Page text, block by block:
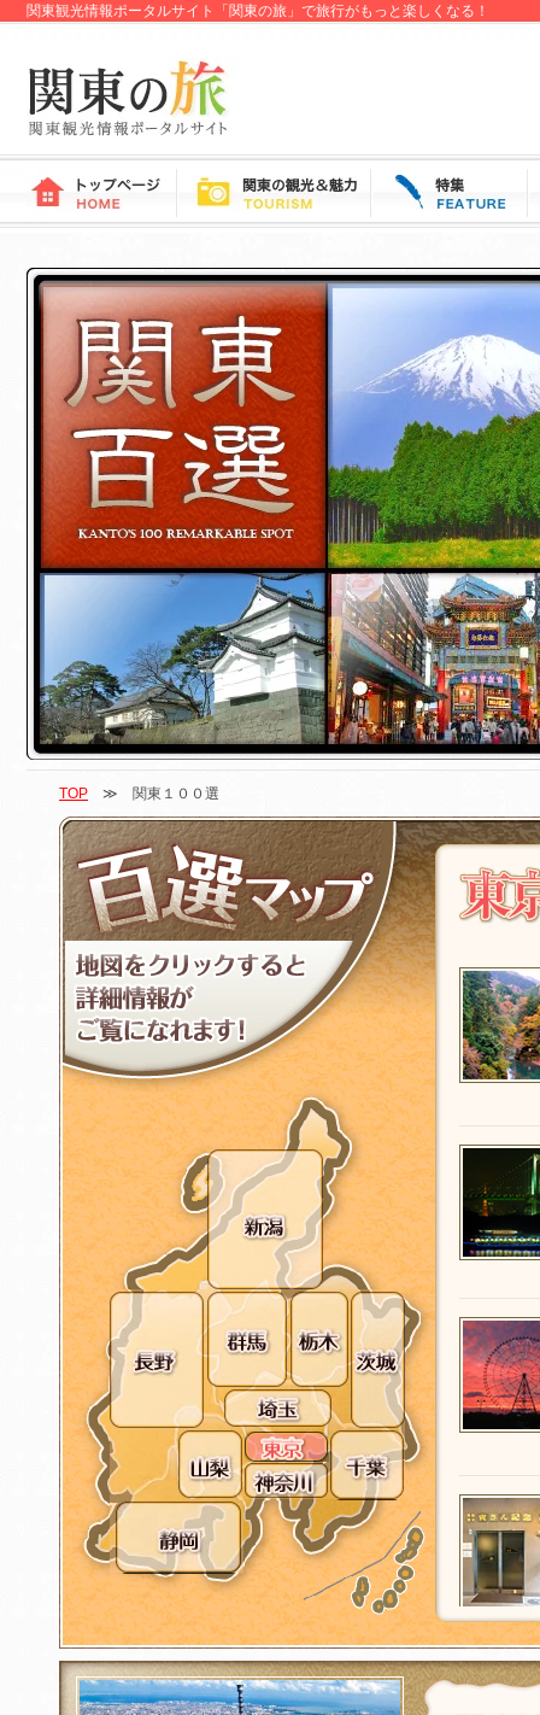
関東観光情報ポータルサイト「関東の旅」で旅行がもっと楽しくなる！
TOP ≫ 関東１００選